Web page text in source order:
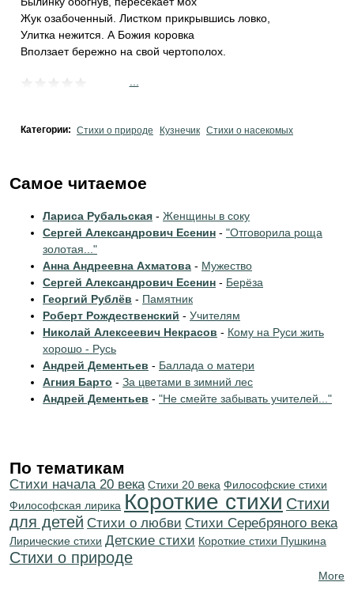
Жук озабоченный. Листком прикрывшись ловко,
Улитка нежится. А Божия коровка
Вползает бережно на свой чертополох.
Категории: Стихи о природе Кузнечик Стихи о насекомых
Самое читаемое
Лариса Рубальская - Женщины в соку
Сергей Александрович Есенин - "Отговорила роща
золотая..."
Анна Андреевна Ахматова - Мужество
Сергей Александрович Есенин - Берёза
Георгий Рублёв - Памятник
Роберт Рождественский - Учителям
Николай Алексеевич Некрасов - Кому на Руси жить
хорошо - Русь
Андрей Дементьев - Баллада о матери
Агния Барто - За цветами в зимний лес
Андрей Дементьев - "Не смейте забывать учителей..."
По тематикам
Cтихи начала 20 века Стихи 20 века Философские стихи
Философская лирика Короткие стихи Стихи
для детей Стихи о любви Cтихи Серебряного века
Лирические стихи Детские стихи Короткие стихи Пушкина
Стихи о природе
More